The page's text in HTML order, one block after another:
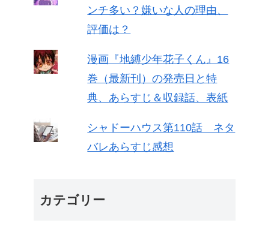
ンチ多い？嫌いな人の理由、
評価は？
漫画『地縛少年花子くん』16
巻（最新刊）の発売日と特
典、あらすじ＆収録話、表紙
シャドーハウス第110話 ネタ
バレあらすじ感想
カテゴリー